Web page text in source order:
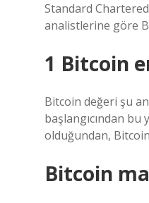
Standard
analistlerine göre
1 Bitcoin
Bitcoin değeri şu
başlangıcından bu
olduğundan, Bitcoin
Bitcoin